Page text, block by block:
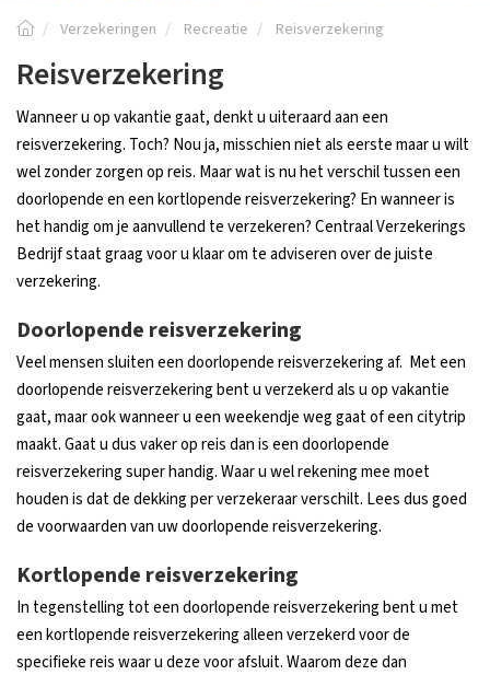
Verzekeringen Recreatie Reisverzekering
Reisverzekering
Wanneer u op vakantie gaat, denkt u uiteraard aan een
reisverzekering. Toch? Nou ja, misschien niet als eerste maar u wilt
wel zonder zorgen op reis. Maar wat is nu het verschil tussen een
doorlopende en een kortlopende reisverzekering? En wanneer is
het handig om je aanvullend te verzekeren? Centraal Verzekerings
Bedrijf staat graag voor u klaar om te adviseren over de juiste
verzekering.
Doorlopende reisverzekering
Veel mensen sluiten een doorlopende reisverzekering af. Met een
doorlopende reisverzekering bent u verzekerd als u op vakantie
gaat, maar ook wanneer u een weekendje weg gaat of een citytrip
maakt. Gaat u dus vaker op reis dan is een doorlopende
reisverzekering super handig. Waar u wel rekening mee moet
houden is dat de dekking per verzekeraar verschilt. Lees dus goed
de voorwaarden van uw doorlopende reisverzekering.
Kortlopende reisverzekering
In tegenstelling tot een doorlopende reisverzekering bent u met
een kortlopende reisverzekering alleen verzekerd voor de
specifieke reis waar u deze voor afsluit. Waarom deze dan